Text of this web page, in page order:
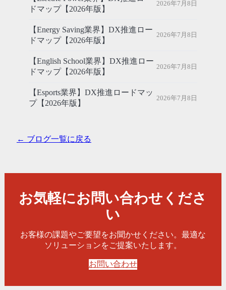
ドマップ【2026年版】
2026年7月8日
【Energy Saving業界】DX推進ロー
ドマップ【2026年版】
2026年7月8日
【English School業界】DX推進ロー
ドマップ【2026年版】
2026年7月8日
【Esports業界】DX推進ロードマッ
プ【2026年版】
2026年7月8日
← ブログ一覧に戻る
お気軽にお問い合わせくださ
い
お客様の課題やご要望をお聞かせください。最適な
ソリューションをご提案いたします。
お問い合わせ